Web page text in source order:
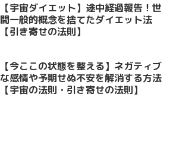
【宇宙ダイエット】途中経過報告！世
間一般的概念を捨てたダイエット法
【引き寄せの法則】
【今ここの状態を整える】ネガティブ
な感情や予期せぬ不安を解消する方法
【宇宙の法則・引き寄せの法則】